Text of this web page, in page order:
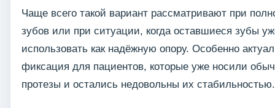
Чаще всего такой вариант рассматривают при
зубов или при ситуации, когда оставшиеся зубы
использовать как надёжную опору. Особенно
фиксация для пациентов, которые уже носили
протезы и остались недовольны их стабильностью.